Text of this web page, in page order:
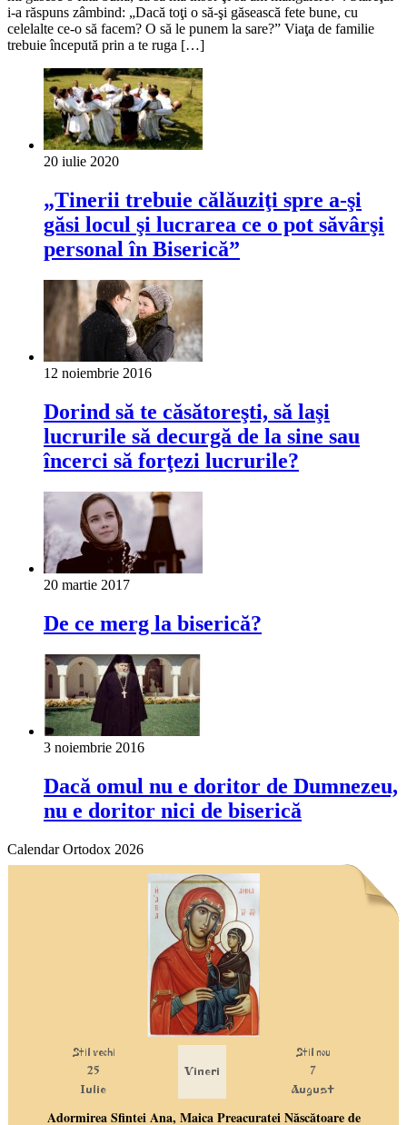
i-a răspuns zâmbind: „Dacă toţi o să-şi găsească fete bune, cu
celelalte ce-o să facem? O să le punem la sare?” Viaţa de familie
trebuie începută prin a te ruga […]
20 iulie 2020
„Tinerii trebuie călăuziţi spre a-şi
găsi locul şi lucrarea ce o pot săvârşi
personal în Biserică”
12 noiembrie 2016
Dorind să te căsătoreşti, să laşi
lucrurile să decurgă de la sine sau
încerci să forţezi lucrurile?
20 martie 2017
De ce merg la biserică?
3 noiembrie 2016
Dacă omul nu e doritor de Dumnezeu,
nu e doritor nici de biserică
Calendar Ortodox 2026